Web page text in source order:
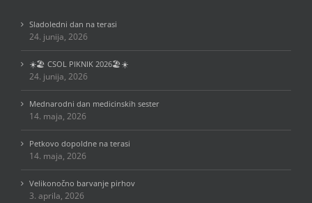
Sladoledni dan na terasi
24. junija, 2026
☀️🏖️ CSOL PIKNIK 2026🏖️☀️
24. junija, 2026
Mednarodni dan medicinskih sester
14. maja, 2026
Petkovo dopoldne na terasi
14. maja, 2026
Velikonočno barvanje pirhov
3. aprila, 2026